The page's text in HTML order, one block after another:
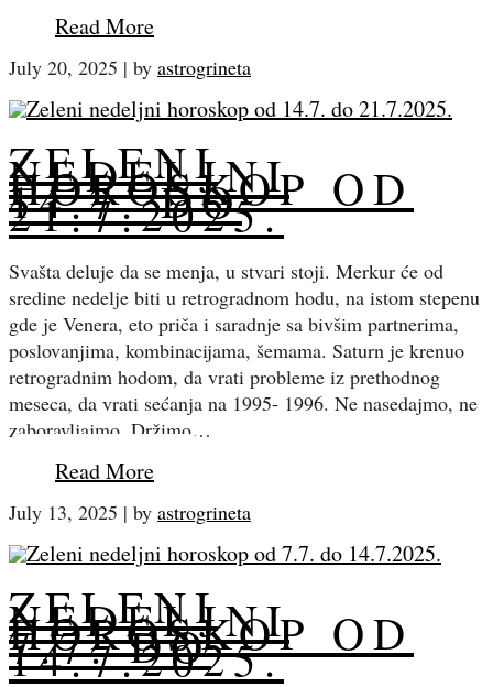
Read More
July 20, 2025 | by astrogrineta
ZELENI
NEDELJNI
HOROSKOP OD
14.7. DO
21.7.2025.
Svašta deluje da se menja, u stvari stoji. Merkur će od
sredine nedelje biti u retrogradnom hodu, na istom stepenu
gde je Venera, eto priča i saradnje sa bivšim partnerima,
poslovanjima, kombinacijama, šemama. Saturn je krenuo
retrogradnim hodom, da vrati probleme iz prethodnog
meseca, da vrati sećanja na 1995- 1996. Ne nasedajmo, ne
zaboravljajmo. Držimo…
Read More
July 13, 2025 | by astrogrineta
ZELENI
NEDELJNI
HOROSKOP OD
7.7. DO
14.7.2025.